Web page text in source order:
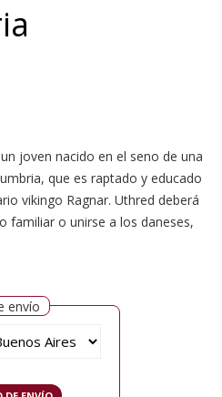
joven nacido en el seno de una
que es raptado y educado
vikingo Ragnar. Uthred deberá
familiar o unirse a los daneses,
envío